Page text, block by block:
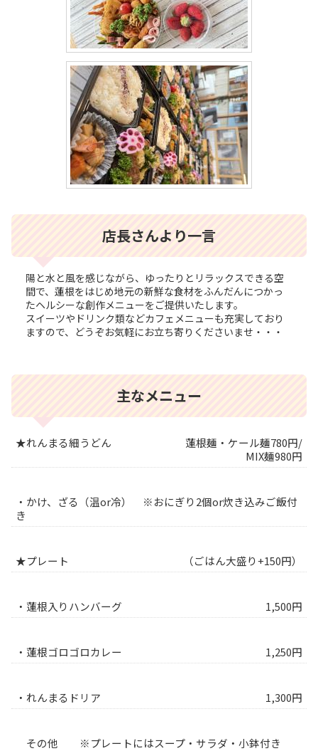
店長さんより一言
陽と水と風を感じながら、ゆったりとリラックスできる空
間で、蓮根をはじめ地元の新鮮な食材をふんだんにつかっ
たヘルシーな創作メニューをご提供いたします。
スイーツやドリンク類などカフェメニューも充実しており
ますので、どうぞお気軽にお立ち寄りくださいませ・・・
主なメニュー
★れんまる細うどん
蓮根麺・ケール麺780円/
MIX麺980円
・かけ、ざる（温or冷） ※おにぎり2個or炊き込みご飯付
き
★プレート （ごはん大盛り+150円）
・蓮根入りハンバーグ 1,500円
・蓮根ゴロゴロカレー 1,250円
・れんまるドリア 1,300円
その他 ※プレートにはスープ・サラダ・小鉢付き